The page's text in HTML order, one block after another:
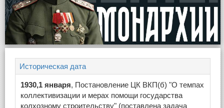
Историческая дата
1930,1 января, Постановление ЦК ВКП(б) "О темпах
коллективизации и мерах помощи государства
колхозному строительству" (поставлена задача